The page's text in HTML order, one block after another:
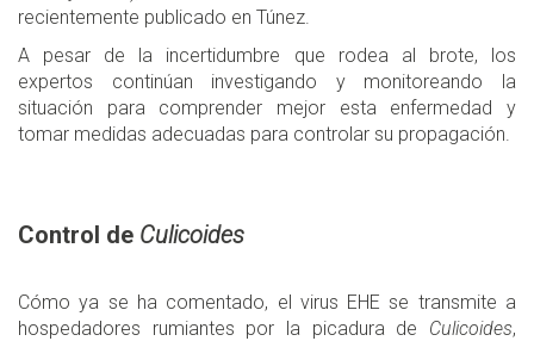
recientemente publicado en Túnez.
A pesar de la incertidumbre que rodea al brote, los
expertos continúan investigando y monitoreando la
situación para comprender mejor esta enfermedad y
tomar medidas adecuadas para controlar su propagación.
Control de Culicoides
Cómo ya se ha comentado, el virus EHE se transmite a
hospedadores rumiantes por la picadura de Culicoides,